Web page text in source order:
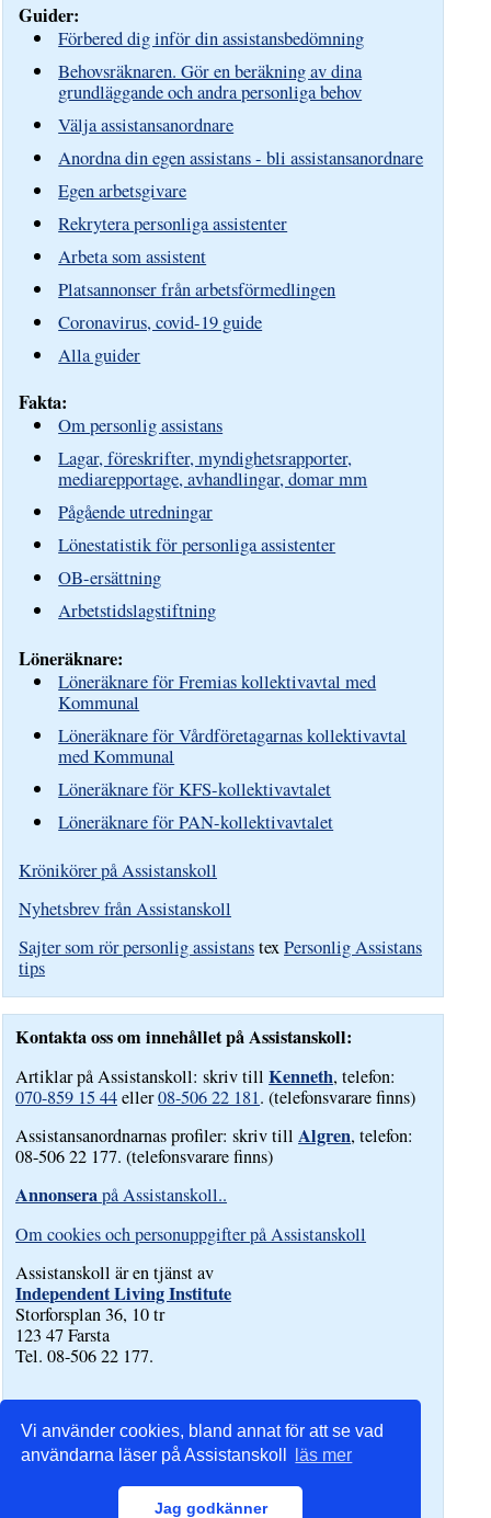
Vi använder cookies, bland annat för att se vad
användarna läser på Assistanskoll
läs mer
Jag godkänner
Guider:
Förbered dig inför din assistansbedömning
Behovsräknaren. Gör en beräkning av dina
grundläggande och andra personliga behov
Välja assistansanordnare
Anordna din egen assistans - bli assistansanordnare
Egen arbetsgivare
Rekrytera personliga assistenter
Arbeta som assistent
Platsannonser från arbetsförmedlingen
Coronavirus, covid-19 guide
Alla guider
Fakta:
Om personlig assistans
Lagar, föreskrifter, myndighetsrapporter,
mediarepportage, avhandlingar, domar mm
Pågående utredningar
Lönestatistik för personliga assistenter
OB-ersättning
Arbetstidslagstiftning
Löneräknare:
Löneräknare för Fremias kollektivavtal med
Kommunal
Löneräknare för Vårdföretagarnas kollektivavtal
med Kommunal
Löneräknare för KFS-kollektivavtalet
Löneräknare för PAN-kollektivavtalet
Krönikörer på Assistanskoll
Nyhetsbrev från Assistanskoll
Sajter som rör personlig assistanstexPersonlig Assistans
tips
Kontakta oss om innehållet på Assistanskoll:
Artiklar på Assistanskoll: skriv tillKenneth, telefon:
070-859 15 44eller08-506 22 181. (telefonsvarare finns)
Assistansanordnarnas profiler: skriv tillAlgren, telefon:
08-506 22 177. (telefonsvarare finns)
Annonserapå Assistanskoll..
Om cookies och personuppgifter på Assistanskoll
Assistanskoll är en tjänst av
Independent Living Institute
Storforsplan 36, 10 tr
123 47 Farsta
Tel. 08-506 22 177.